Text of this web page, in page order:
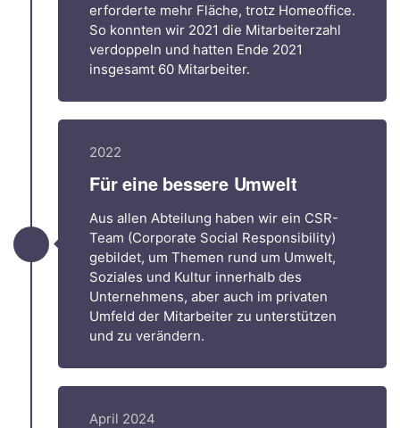
erforderte mehr Fläche, trotz Homeoffice.
So konnten wir 2021 die Mitarbeiterzahl
verdoppeln und hatten Ende 2021
insgesamt 60 Mitarbeiter.
2022
Für eine bessere Umwelt
Aus allen Abteilung haben wir ein CSR-
Team (Corporate Social Responsibility)
gebildet, um Themen rund um Umwelt,
Soziales und Kultur innerhalb des
Unternehmens, aber auch im privaten
Umfeld der Mitarbeiter zu unterstützen
und zu verändern.
April 2024